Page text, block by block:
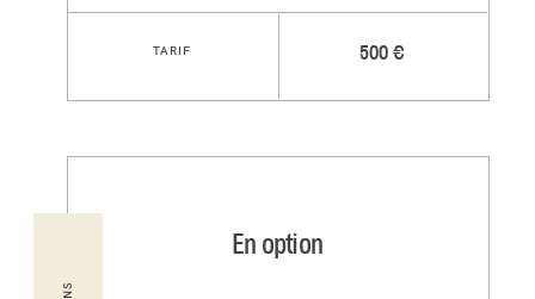
En option
500 €
TARIF